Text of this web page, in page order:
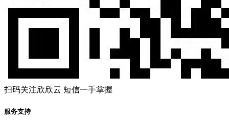
扫码关注欣欣云 短信一手掌握
服务支持